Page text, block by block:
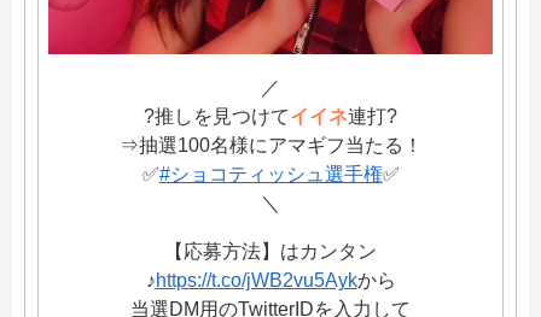
／
?推しを見つけてイイネ連打?
⇒抽選100名様にアマギフ当たる！
✅#ショコティッシュ選手権✅
＼
【応募方法】はカンタン
♪https://t.co/jWB2vu5Aykから
当選DM用のTwitterIDを入力して